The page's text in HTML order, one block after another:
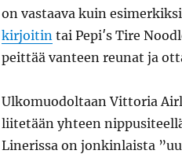
on vastaava kuin
kirjoitin tai Pepi′s Tire
peittää vanteen reunat ja
Ulkomuodoltaan Vittoria
liitetään yhteen
Linerissa on jonkinlaista